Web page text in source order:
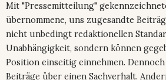
Mit "Pressemitteilung"
übernommene, uns zugesandte
nicht unbedingt redaktionellen
Unabhängigkeit, sondern können
Position einseitig einnehmen.
Beiträge über einen Sachverhalt.